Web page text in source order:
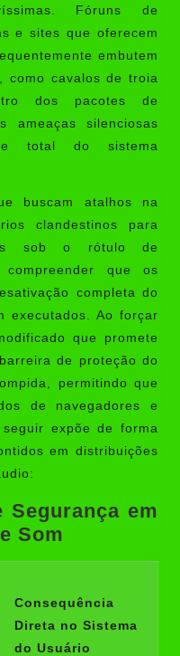
Fóruns de
e sites que oferecem
embutem
como cavalos de troia
dos pacotes de
ameaças silenciosas
total do sistema
buscam atalhos na
clandestinos para
sob o rótulo de
compreender que os
completa do
executados. Ao forçar
que promete
de proteção do
permitindo que
de navegadores e
expõe de forma
em distribuições
em
Som
Consequência
Direta no Sistema
do Usuário